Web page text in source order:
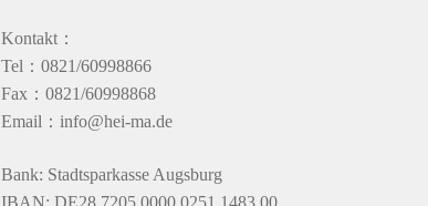
Kontakt：
Tel：0821/60998866
Fax：0821/60998868
Email：info@hei-ma.de
Bank: Stadtsparkasse Augsburg
IBAN: DE28 7205 0000 0251 1483 00